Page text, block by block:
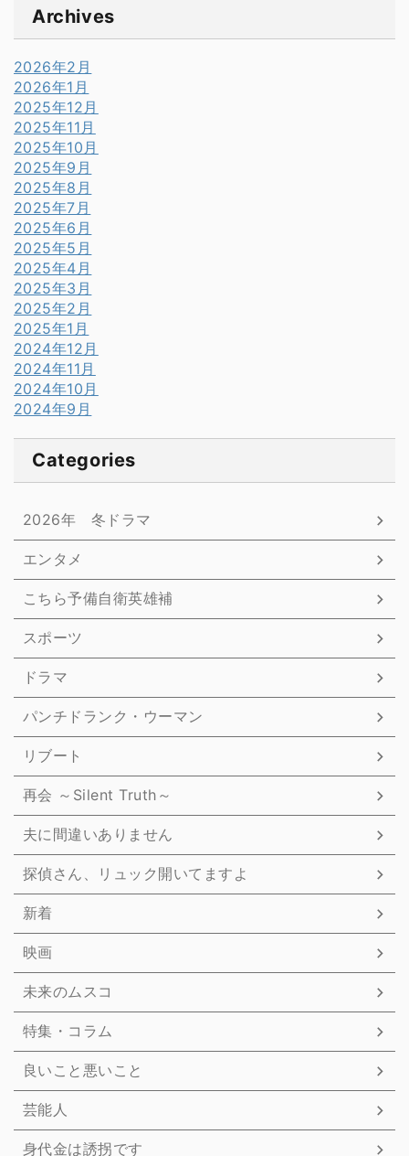
Archives
2026年2月
2026年1月
2025年12月
2025年11月
2025年10月
2025年9月
2025年8月
2025年7月
2025年6月
2025年5月
2025年4月
2025年3月
2025年2月
2025年1月
2024年12月
2024年11月
2024年10月
2024年9月
Categories
2026年 冬ドラマ
エンタメ
こちら予備自衛英雄補
スポーツ
ドラマ
パンチドランク・ウーマン
リブート
再会 ～Silent Truth～
夫に間違いありません
探偵さん、リュック開いてますよ
新着
映画
未来のムスコ
特集・コラム
良いこと悪いこと
芸能人
身代金は誘拐です